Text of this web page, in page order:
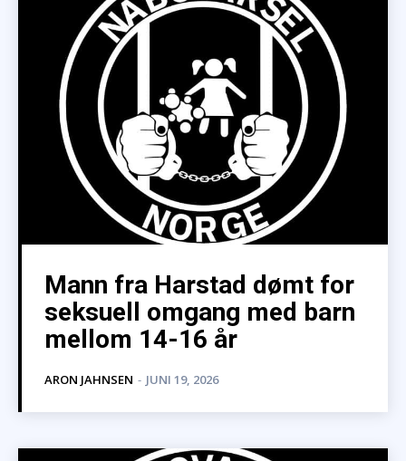
Mann fra Harstad dømt for
seksuell omgang med barn
mellom 14-16 år
ARON JAHNSEN - JUNI 19, 2026